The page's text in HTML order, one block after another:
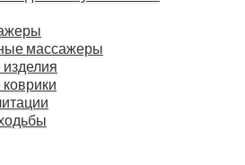
массажеры